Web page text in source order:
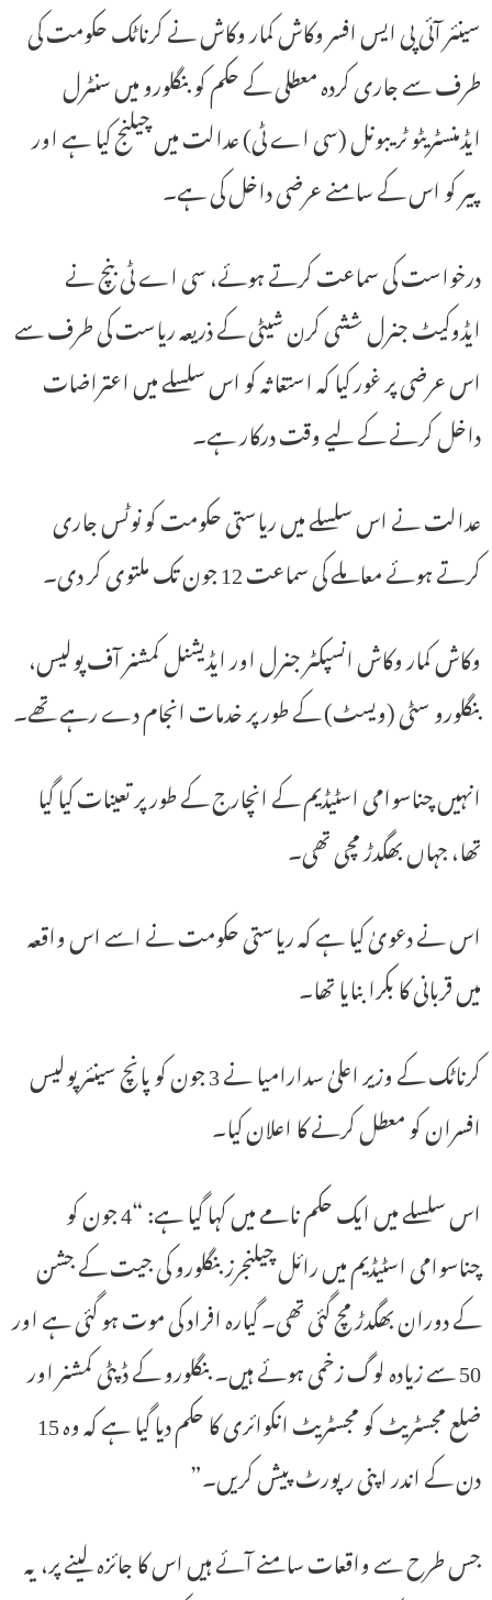
سینئر آئی پی ایس افسر وکاش کمار وکاش نے کرناٹک حکومت کی
طرف سے جاری کردہ معطلی کے حکم کو بنگلورو میں سنٹرل
ایڈمنسٹریٹو ٹریبونل (سی اے ٹی) عدالت میں چیلنج کیا ہے اور
پیر کو اس کے سامنے عرضی داخل کی ہے۔
درخواست کی سماعت کرتے ہوئے، سی اے ٹی بنچ نے
ایڈوکیٹ جنرل ششی کرن شیٹی کے ذریعہ ریاست کی طرف سے
اس عرضی پر غور کیا کہ استغاثہ کو اس سلسلے میں اعتراضات
داخل کرنے کے لیے وقت درکار ہے۔
عدالت نے اس سلسلے میں ریاستی حکومت کو نوٹس جاری
کرتے ہوئے معاملے کی سماعت 12 جون تک ملتوی کر دی۔
وکاش کمار وکاش انسپکٹر جنرل اور ایڈیشنل کمشنر آف پولیس،
بنگلورو سٹی (ویسٹ) کے طور پر خدمات انجام دے رہے تھے۔
انہیں چناسوامی اسٹیڈیم کے انچارج کے طور پر تعینات کیا گیا
تھا، جہاں بھگدڑ مچی تھی۔
اس نے دعویٰ کیا ہے کہ ریاستی حکومت نے اسے اس واقعہ
میں قربانی کا بکرا بنایا تھا۔
کرناٹک کے وزیر اعلیٰ سدارامیا نے 3 جون کو پانچ سینئر پولیس
افسران کو معطل کرنے کا اعلان کیا۔
اس سلسلے میں ایک حکم نامے میں کہا گیا ہے: “4 جون کو
چناسوامی اسٹیڈیم میں رائل چیلنجرز بنگلورو کی جیت کے جشن
کے دوران بھگدڑ مچ گئی تھی۔ گیارہ افراد کی موت ہو گئی ہے اور
50 سے زیادہ لوگ زخمی ہوئے ہیں۔ بنگلورو کے ڈپٹی کمشنر اور
ضلع مجسٹریٹ کو مجسٹریٹ انکوائری کا حکم دیا گیا ہے کہ وہ 15
دن کے اندر اپنی رپورٹ پیش کریں۔”
جس طرح سے واقعات سامنے آئے ہیں اس کا جائزہ لینے پر، یہ